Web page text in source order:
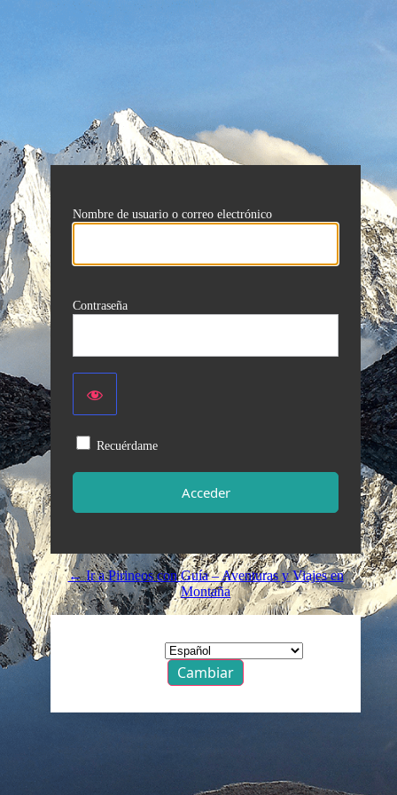
Nombre de usuario o correo electrónico
Contraseña
Recuérdame
← Ir a Pirineos con Guía – Aventuras y Viajes en
Montaña